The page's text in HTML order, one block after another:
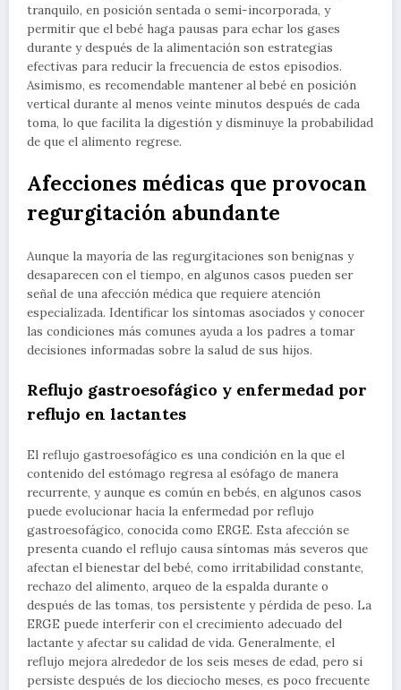
tranquilo, en posición sentada o semi-incorporada, y
permitir que el bebé haga pausas para echar los gases
durante y después de la alimentación son estrategias
efectivas para reducir la frecuencia de estos episodios.
Asimismo, es recomendable mantener al bebé en posición
vertical durante al menos veinte minutos después de cada
toma, lo que facilita la digestión y disminuye la probabilidad
de que el alimento regrese.
Afecciones médicas que provocan
regurgitación abundante
Aunque la mayoría de las regurgitaciones son benignas y
desaparecen con el tiempo, en algunos casos pueden ser
señal de una afección médica que requiere atención
especializada. Identificar los síntomas asociados y conocer
las condiciones más comunes ayuda a los padres a tomar
decisiones informadas sobre la salud de sus hijos.
Reflujo gastroesofágico y enfermedad por
reflujo en lactantes
El reflujo gastroesofágico es una condición en la que el
contenido del estómago regresa al esófago de manera
recurrente, y aunque es común en bebés, en algunos casos
puede evolucionar hacia la enfermedad por reflujo
gastroesofágico, conocida como ERGE. Esta afección se
presenta cuando el reflujo causa síntomas más severos que
afectan el bienestar del bebé, como irritabilidad constante,
rechazo del alimento, arqueo de la espalda durante o
después de las tomas, tos persistente y pérdida de peso. La
ERGE puede interferir con el crecimiento adecuado del
lactante y afectar su calidad de vida. Generalmente, el
reflujo mejora alrededor de los seis meses de edad, pero si
persiste después de los dieciocho meses, es poco frecuente